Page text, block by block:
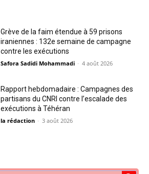
Grève de la faim étendue à 59 prisons
iraniennes : 132e semaine de campagne
contre les exécutions
Safora Sadidi Mohammadi - 4 août 2026
Rapport hebdomadaire : Campagnes des
partisans du CNRI contre l’escalade des
exécutions à Téhéran
la rédaction - 3 août 2026